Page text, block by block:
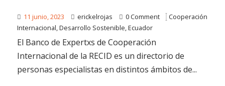
11 junio, 2023 erickelrojas 0 Comment
Cooperación
Internacional,Desarrollo Sostenible,Ecuador
El Banco de Expertxs de Cooperación
Internacional de la RECID es un directorio de
personas especialistas en distintos ámbitos de...